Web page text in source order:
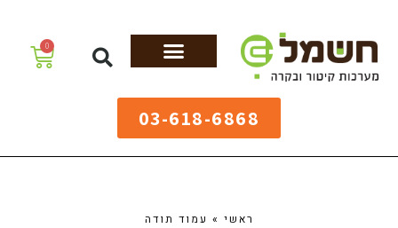
0
03-618-6868
ראשי » עמוד תודה